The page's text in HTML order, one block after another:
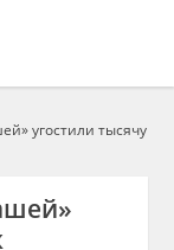
угостили тысячу